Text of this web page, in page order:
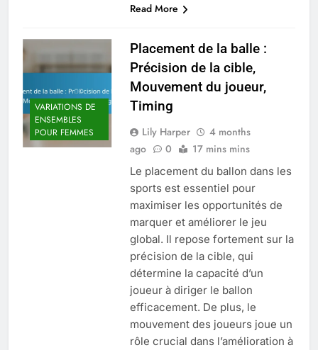
Read More
VARIATIONS DE
ENSEMBLES
POUR FEMMES
Placement de la balle :
Précision de la cible,
Mouvement du joueur,
Timing
Lily Harper
4 months
ago
0 17 mins mins
Le placement du ballon dans les
sports est essentiel pour
maximiser les opportunités de
marquer et améliorer le jeu
global. Il repose fortement sur la
précision de la cible, qui
détermine la capacité d’un
joueur à diriger le ballon
efficacement. De plus, le
mouvement des joueurs joue un
rôle crucial dans l’amélioration à